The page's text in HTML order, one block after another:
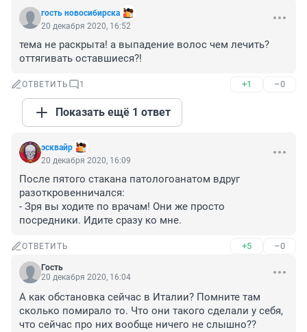
гость новосибирска
20 декабря 2020, 16:52
тема не раскрыта! а выпадение волос чем лечить?
оттягивать оставшиеся?!
ОТВЕТИТЬ 1 +1 –0
Показать ещё 1 ответ
эсквайр
20 декабря 2020, 16:09
После пятого стакана патологоанатом вдруг
разоткровенничался:
- Зря вы ходите по врачам! Они же просто
посредники. Идите сразу ко мне.
ОТВЕТИТЬ +5 –0
Гость
20 декабря 2020, 16:04
А как обстановка сейчас в Италии? Помните там
сколько помирало то. Что они такого сделали у себя,
что сейчас про них вообще ничего не слышно??